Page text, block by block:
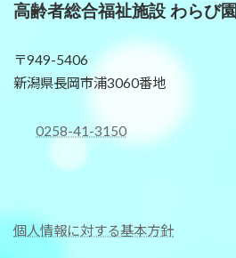
高齢者総合福祉施設 わらび園
〒949-5406
新潟県長岡市浦3060番地
0258-41-3150
個人情報に対する基本方針